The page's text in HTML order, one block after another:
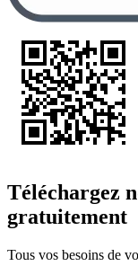
Téléchargez
gratuitement
Tous vos besoins de